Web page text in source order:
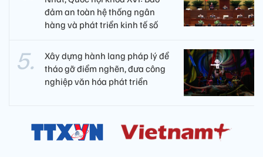
đảm an toàn hệ thống ngân
hàng và phát triển kinh tế số
Xây dựng hành lang pháp lý để
tháo gỡ điểm nghẽn, đưa công
nghiệp văn hóa phát triển